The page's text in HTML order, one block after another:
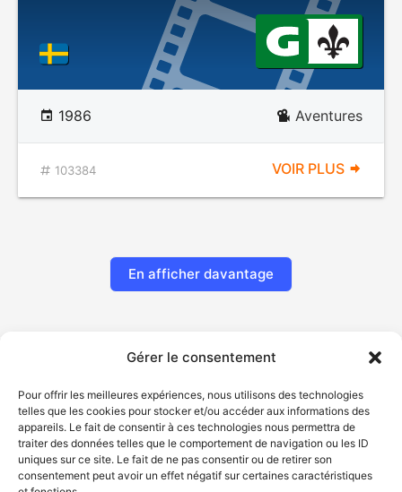
Gérer le consentement
Pour offrir les meilleures expériences, nous utilisons des technologies
telles que les cookies pour stocker et/ou accéder aux informations des
appareils. Le fait de consentir à ces technologies nous permettra de
traiter des données telles que le comportement de navigation ou les ID
uniques sur ce site. Le fait de ne pas consentir ou de retirer son
consentement peut avoir un effet négatif sur certaines caractéristiques
1986 Aventures
103384 VOIR PLUS
En afficher davantage
© Gouvernement du Québec, 2026